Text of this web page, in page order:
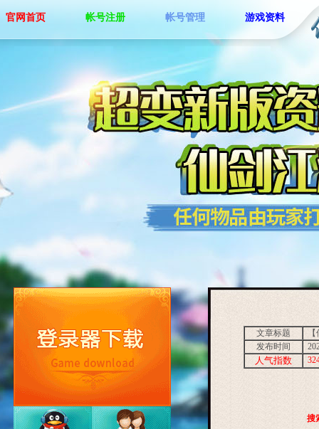
官网首页 帐号注册 帐号管理 游戏资料
文章标题
发布时间
人气指数
搜